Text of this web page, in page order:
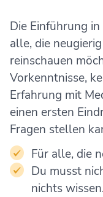
Die Einführung
alle, die
reinschauen
Vorkenntnisse,
Erfahrung mit
einen ersten
Fragen stellen
Für alle, die
Du musst
nichts